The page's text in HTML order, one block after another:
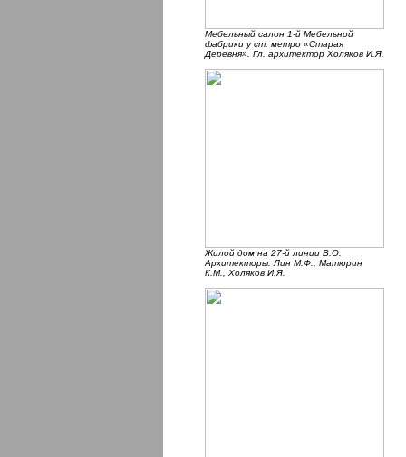
Мебельный салон 1-й Мебельной
фабрики у ст. метро «Старая
Деревня». Гл. архитектор Холяков И.Я.
Жилой дом на 27-й линии В.О.
Архитекторы: Лин М.Ф., Матюрин
К.М., Холяков И.Я.